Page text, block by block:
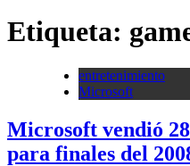
Etiqueta:
entretenimiento
Microsoft
Microsoft vendió
para finales del